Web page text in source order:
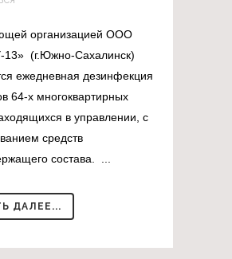
организацией ООО
(г.Южно-Сахалинск)
ежедневная дезинфекция
64-х многоквартирных
в управлении, с
средств
состава. ...
ДАЛЕЕ...